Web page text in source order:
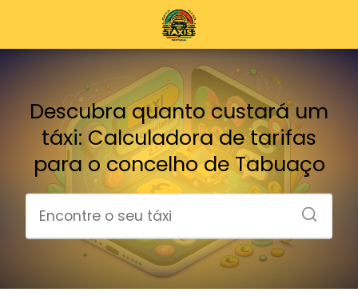
Descubra quanto custará um
táxi: Calculadora de tarifas
para o concelho de Tabuaço